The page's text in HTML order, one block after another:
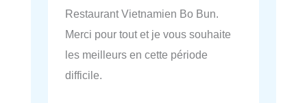
Restaurant Vietnamien Bo Bun.
Merci pour tout et je vous souhaite
les meilleurs en cette période
difficile.